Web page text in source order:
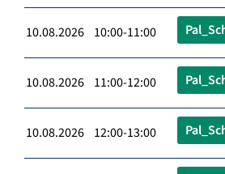
10.08.2026 10:00-11:00
10.08.2026 11:00-12:00
10.08.2026 12:00-13:00